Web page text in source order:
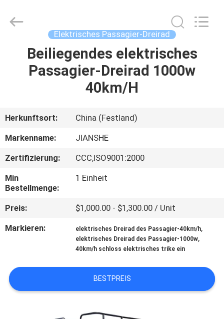
HAUS
ÜBER
UNS
FABRIK-
AUSFLUG
QUALITÄTSKONTROLLE
SIE
MIT
UNS
Motorcycle
Elektrisches Passagier-Dreirad
Beiliegendes elektrisches
Passagier-Dreirad 1000w
40km/H
Herkunftsort:
China (Festland)
Markenname:
JIANSHE
Zertifizierung:
CCC,ISO9001:2000
Min
Bestellmenge:
1 Einheit
Preis:
$1,000.00 - $1,300.00 / Unit
Markieren:
elektrisches Dreirad des Passagier-40km/h,
elektrisches Dreirad des Passagier-1000w,
40km/h schloss elektrisches trike ein
BESTPREIS